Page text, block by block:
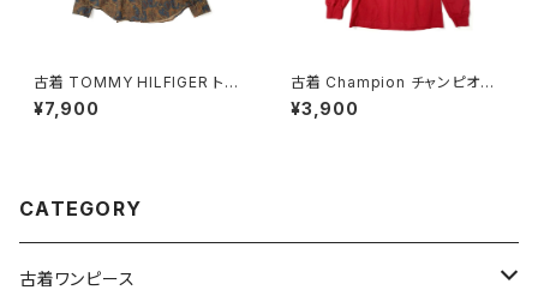
古着 TOMMY HILFIGER トミ
ーヒルフィガー 前開き 総柄 ペ
イズリー柄 コットン100％ 長袖
¥7,900
古着 Champion チャンピオン
ロゴ コットン100％ 長袖 Ｔシャ
ツ 赤 (ttu2501067)
¥3,900
CATEGORY
古着ワンピース